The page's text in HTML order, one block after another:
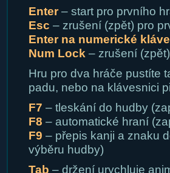
Enter– start pro prvního
Esc – zrušení (zpět) pro
Enter na numerické
Num Lock – zrušení
Hru pro dva hráče pustíte
padu, nebo na klávesnici
F7 – tleskání do hudby
F8 – automatické hraní
F9 – přepis kanji a znaku
výběru hudby)
Tab – držení urychluje